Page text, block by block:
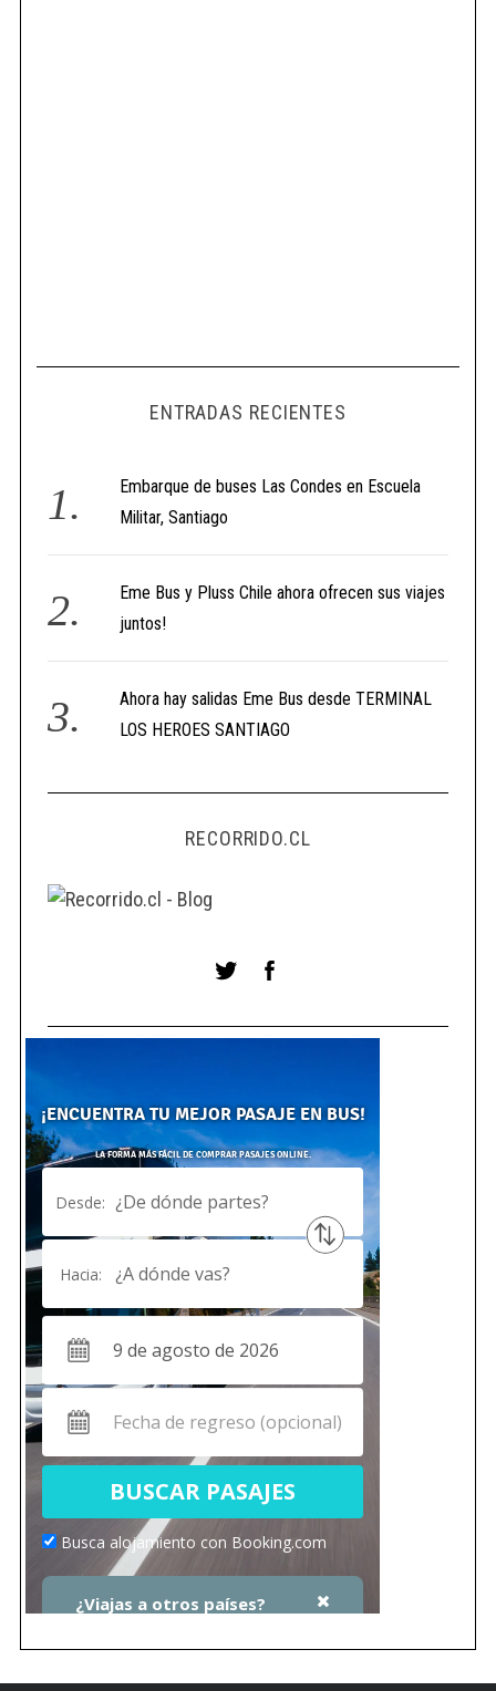
ENTRADAS RECIENTES
Embarque de buses Las Condes en Escuela
Militar, Santiago
Eme Bus y Pluss Chile ahora ofrecen sus viajes
juntos!
Ahora hay salidas Eme Bus desde TERMINAL
LOS HEROES SANTIAGO
RECORRIDO.CL